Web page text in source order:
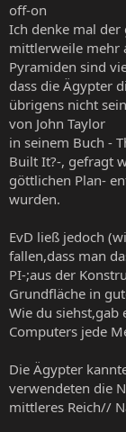
off-on
Ich denke mal der
mittlerweile mehr
Pyramiden sind
dass die Ägypter
übrigens nicht
von John Taylor
in seinem Buch -
Built It?-, gefragt
göttlichen Plan-
wurden.
EvD ließ jedoch
fallen,dass man
PI-;aus der
Grundfläche in
Wie du siehst,gab
Computers jede
Die Ägypter
verwendeten die
mittleres Reich//